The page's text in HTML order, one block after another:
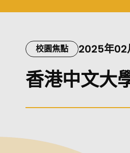
校園焦點 2025年02
香港中文大